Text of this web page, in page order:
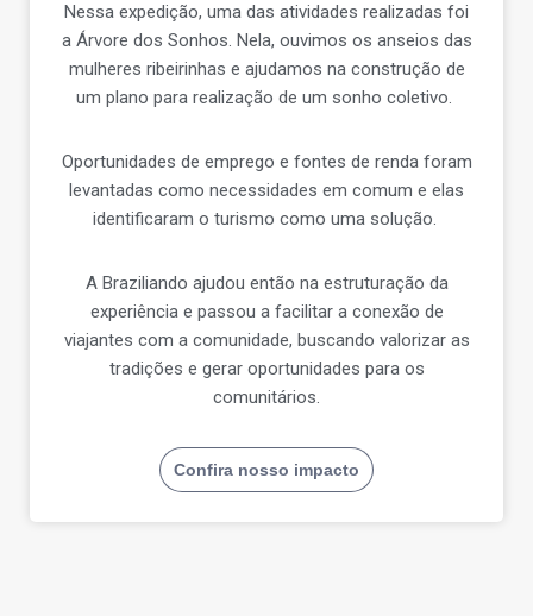
Nessa expedição, uma das atividades realizadas foi
a Árvore dos Sonhos. Nela, ouvimos os anseios das
mulheres ribeirinhas e ajudamos na construção de
um plano para realização de um sonho coletivo.
Oportunidades de emprego e fontes de renda foram
levantadas como necessidades em comum e elas
identificaram o turismo como uma solução.
A Braziliando ajudou então na estruturação da
experiência e passou a facilitar a conexão de
viajantes com a comunidade, buscando valorizar as
tradições e gerar oportunidades para os
comunitários.
Confira nosso impacto